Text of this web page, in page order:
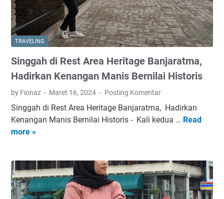
s
i
A
S
U
S
O
G
Z
y
u
TRAVELING
Singgah di Rest Area Heritage Banjaratma,
Hadirkan Kenangan Manis Bernilai Historis
by Fionaz Maret 16, 2024 Posting Komentar
Singgah di Rest Area Heritage Banjaratma, Hadirkan
Kenangan Manis Bernilai Historis - Kali kedua … Read
more »
S
g
a
h